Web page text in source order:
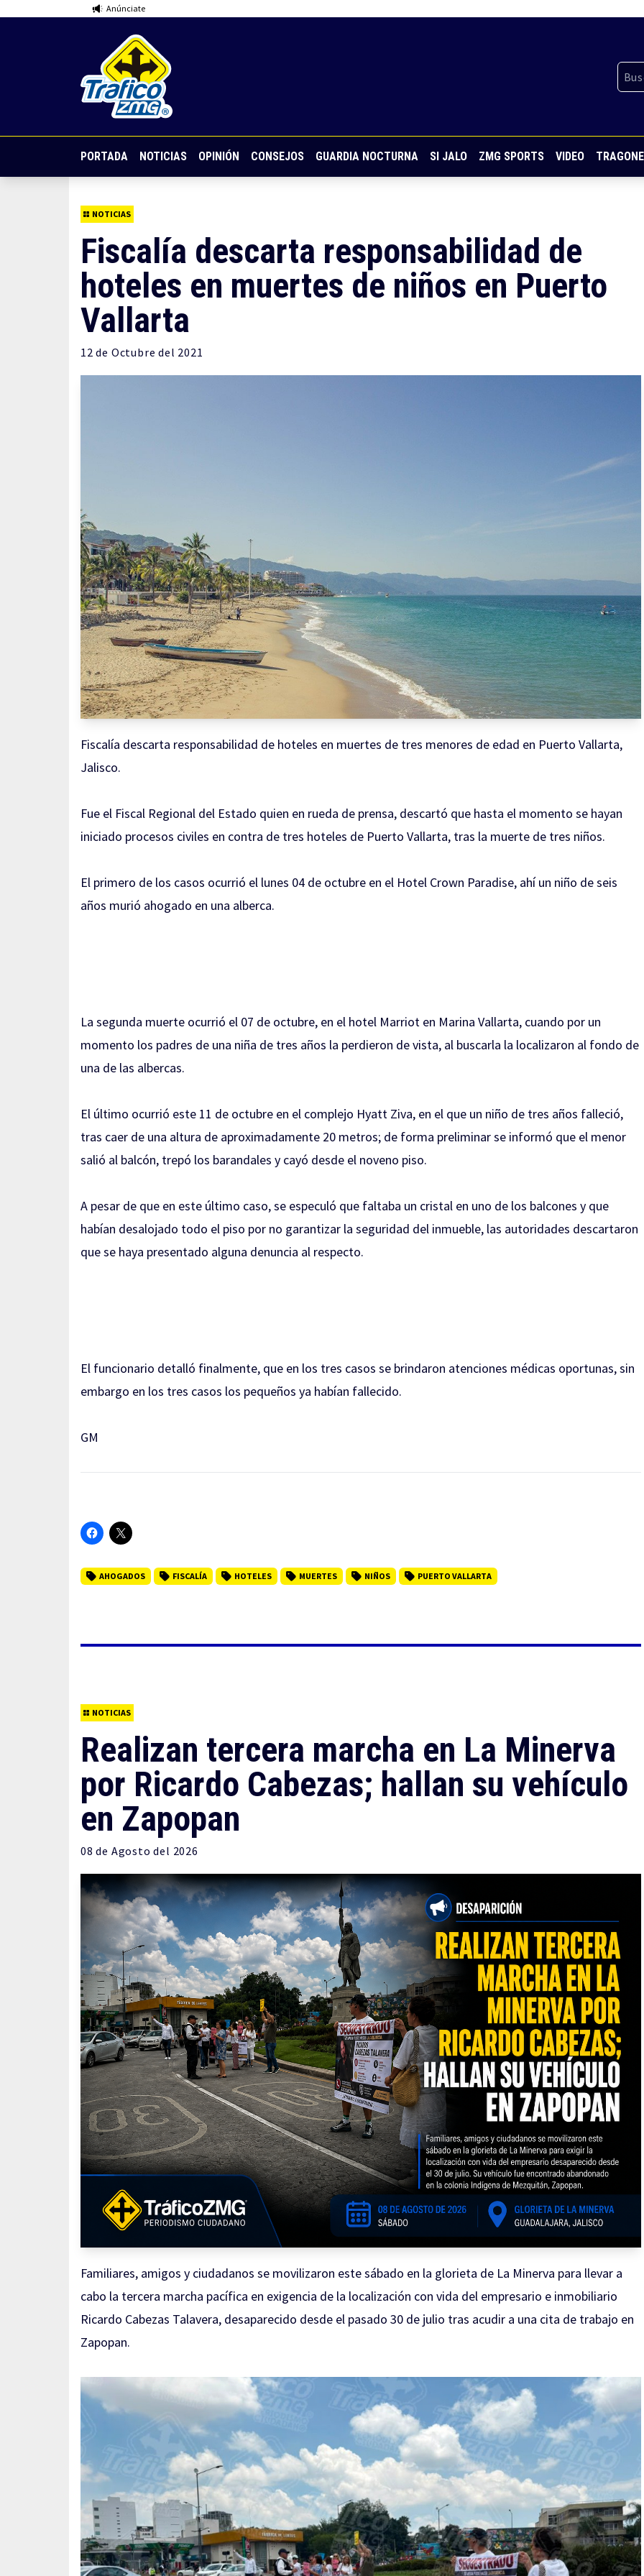
Anúnciate
PORTADA NOTICIAS OPINIÓN CONSEJOS GUARDIA NOCTURNA SI JALO ZMG SPORTS VIDEO
NOTICIAS
Fiscalía descarta responsabilidad de
hoteles en muertes de niños en Puerto
Vallarta
12 de Octubre del 2021
Fiscalía descarta responsabilidad de hoteles en muertes de tres menores de edad en Puerto Vallarta,
Jalisco.
Fue el Fiscal Regional del Estado quien en rueda de prensa, descartó que hasta el momento se hayan
iniciado procesos civiles en contra de tres hoteles de Puerto Vallarta, tras la muerte de tres niños.
El primero de los casos ocurrió el lunes 04 de octubre en el Hotel Crown Paradise, ahí un niño de seis
años murió ahogado en una alberca.
La segunda muerte ocurrió el 07 de octubre, en el hotel Marriot en Marina Vallarta, cuando por un
momento los padres de una niña de tres años la perdieron de vista, al buscarla la localizaron al fondo de
una de las albercas.
El último ocurrió este 11 de octubre en el complejo Hyatt Ziva, en el que un niño de tres años falleció,
tras caer de una altura de aproximadamente 20 metros; de forma preliminar se informó que el menor
salió al balcón, trepó los barandales y cayó desde el noveno piso.
A pesar de que en este último caso, se especuló que faltaba un cristal en uno de los balcones y que
habían desalojado todo el piso por no garantizar la seguridad del inmueble, las autoridades descartaron
que se haya presentado alguna denuncia al respecto.
El funcionario detalló finalmente, que en los tres casos se brindaron atenciones médicas oportunas, sin
embargo en los tres casos los pequeños ya habían fallecido.
GM
AHOGADOS FISCALÍA HOTELES MUERTES NIÑOS PUERTO VALLARTA
NOTICIAS
Realizan tercera marcha en La Minerva
por Ricardo Cabezas; hallan su vehículo
en Zapopan
08 de Agosto del 2026
Familiares, amigos y ciudadanos se movilizaron este sábado en la glorieta de La Minerva para llevar a
cabo la tercera marcha pacífica en exigencia de la localización con vida del empresario e inmobiliario
Ricardo Cabezas Talavera, desaparecido desde el pasado 30 de julio tras acudir a una cita de trabajo en
Zapopan.